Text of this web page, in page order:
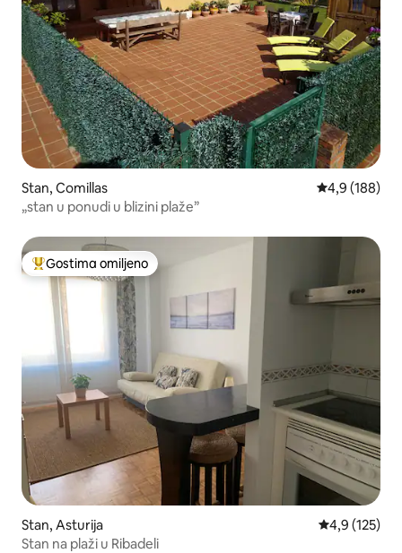
Stan, Comillas Prosečna
4,9 (188)
„stan u ponudi u blizini plaže”
Najuspešniji među gostima omiljenim
Gostima omiljeno
Stan, Asturija Prosečna
4,9 (125)
Stan na plaži u Ribadeli